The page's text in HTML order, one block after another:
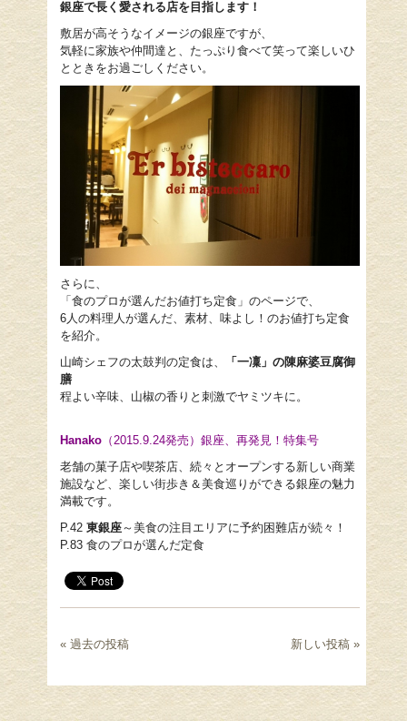
銀座で長く愛される店を目指します！
敷居が高そうなイメージの銀座ですが、
気軽に家族や仲間達と、たっぷり食べて笑って楽しいひ
とときをお過ごしください。
さらに、
「食のプロが選んだお値打ち定食」のページで、
6人の料理人が選んだ、素材、味よし！のお値打ち定食
を紹介。
山崎シェフの太鼓判の定食は、
「一凜」の陳麻婆豆腐御
膳
程よい辛味、山椒の香りと刺激でヤミツキに。
Hanako （2015.9.24発売）銀座、再発見！特集号
老舗の菓子店や喫茶店、続々とオープンする新しい商業
施設など、楽しい街歩き＆美食巡りができる銀座の魅力
満載です。
P.42東銀座～美食の注目エリアに予約困難店が続々！
P.83 食のプロが選んだ定食
« 過去の投稿 新しい投稿 »